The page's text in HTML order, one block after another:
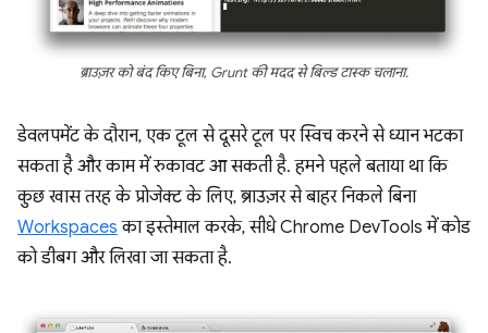
ब्राउज़र को बंद किए बिना, Grunt की मदद से बिल्ड टास्क चलाना.
डेवलपमेंट के दौरान, एक टूल से दूसरे टूल पर स्विच करने से ध्यान भटका
सकता है और काम में रुकावट आ सकती है. हमने पहले बताया था कि
कुछ खास तरह के प्रोजेक्ट के लिए, ब्राउज़र से बाहर निकले बिना
Workspaces का इस्तेमाल करके, सीधे Chrome DevTools में कोड
को डीबग और लिखा जा सकता है.